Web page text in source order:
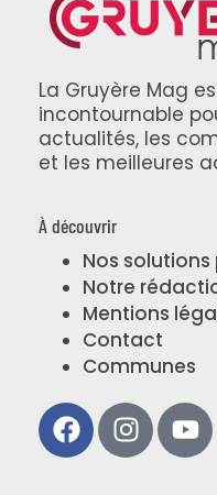
La Gruyère Mag
incontournable
actualités, les
et les meilleures
À découvrir
Nos
Notre
Mentions
Contact
Communes